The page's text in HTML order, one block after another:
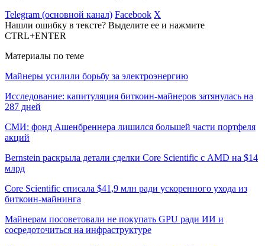
Telegram (основной канал) Facebook X
Нашли ошибку в тексте? Выделите ее и нажмите
CTRL+ENTER
Материалы по теме
Майнеры усилили борьбу за электроэнергию
Исследование: капитуляция биткоин-майнеров затянулась на
287 дней
СМИ: фонд Ашенбреннера лишился большей части портфеля
акций
Bernstein раскрыла детали сделки Core Scientific с AMD на $14
млрд
Core Scientific списала $41,9 млн ради ускоренного ухода из
биткоин-майнинга
Майнерам посоветовали не покупать GPU ради ИИ и
сосредоточиться на инфраструктуре